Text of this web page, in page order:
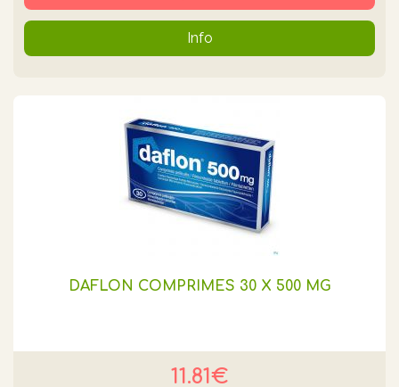
Info
DAFLON COMPRIMES 30 X 500 MG
11.81€